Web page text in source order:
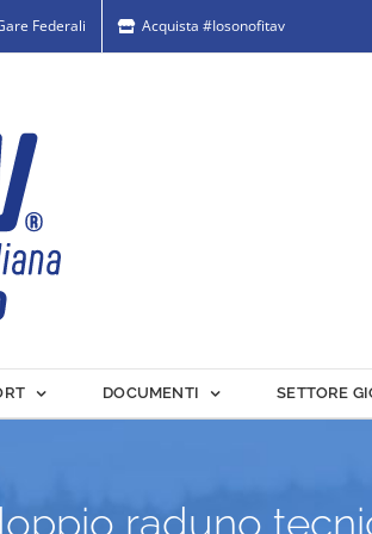
Federali Acquista #Iosonofitav
DOCUMENTI SETTORE
raduno